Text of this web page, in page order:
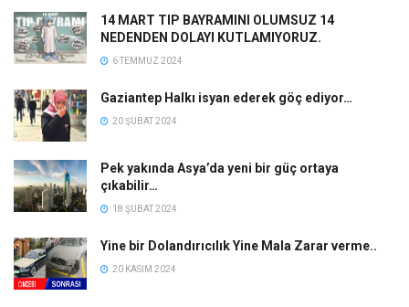
14 MART TIP BAYRAMINI OLUMSUZ 14
NEDENDEN DOLAYI KUTLAMIYORUZ.
6 TEMMUZ 2024
Gaziantep Halkı isyan ederek göç ediyor…
20 ŞUBAT 2024
Pek yakında Asya’da yeni bir güç ortaya
çıkabilir…
18 ŞUBAT 2024
Yine bir Dolandırıcılık Yine Mala Zarar verme..
20 KASIM 2024